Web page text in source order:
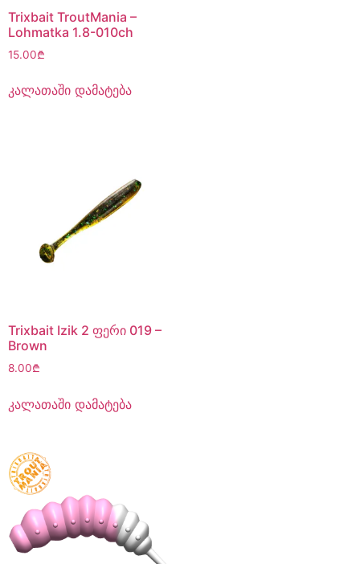
Trixbait TroutMania –
Lohmatka 1.8-010ch
15.00₾
კალათაში დამატება
Trixbait Izik 2 ფერი 019 –
Brown
8.00₾
კალათაში დამატება